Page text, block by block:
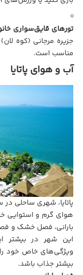
تورهای قایق‌سواری
جزیره مرجانی (کوه
مناسب است.
آب و هوای پاتایا
پاتایا، شهری ساحلی
هوای گرم و استوایی
بارانی، فصل خشک و
این شهر در بیشتر
ویژگی‌های خاص خود
بیشتر جذاب باشد.